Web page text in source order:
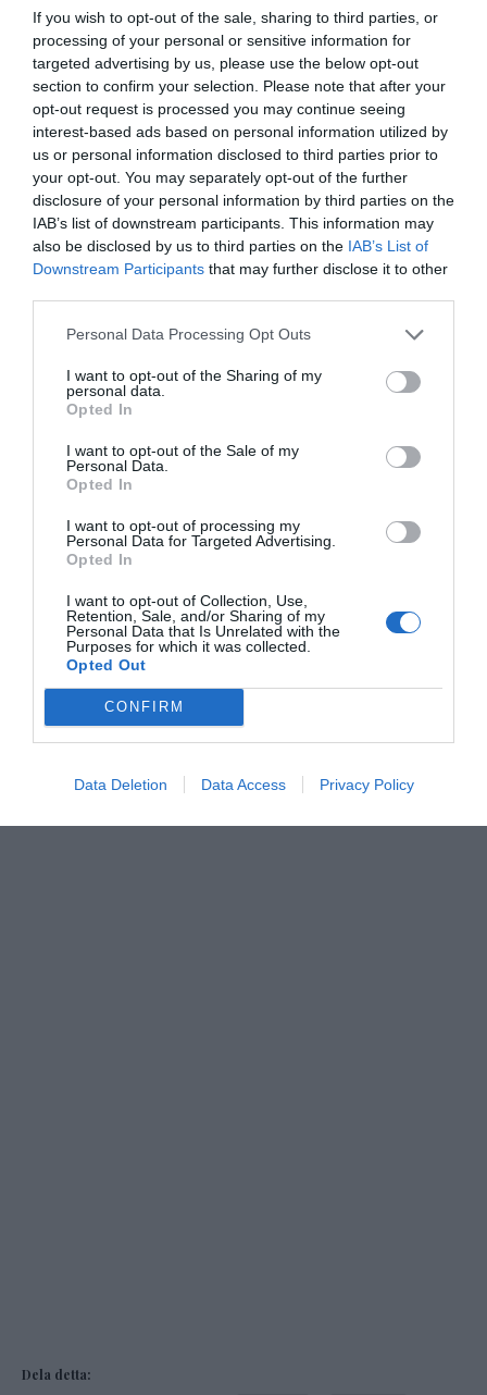
If you wish to opt-out of the sale, sharing to third parties, or
processing of your personal or sensitive information for
targeted advertising by us, please use the below opt-out
section to confirm your selection. Please note that after your
opt-out request is processed you may continue seeing
interest-based ads based on personal information utilized by
us or personal information disclosed to third parties prior to
your opt-out. You may separately opt-out of the further
disclosure of your personal information by third parties on the
IAB’s list of downstream participants. This information may
also be disclosed by us to third parties on the IAB’s List of
Downstream Participants that may further disclose it to other
Personal Data Processing Opt Outs
I want to opt-out of the Sharing of my
personal data.
Opted In
I want to opt-out of the Sale of my
Personal Data.
Opted In
I want to opt-out of processing my
Personal Data for Targeted Advertising.
Opted In
I want to opt-out of Collection, Use,
Retention, Sale, and/or Sharing of my
Personal Data that Is Unrelated with the
Purposes for which it was collected.
Opted Out
CONFIRM
Data Deletion Data Access Privacy Policy
Dela detta: